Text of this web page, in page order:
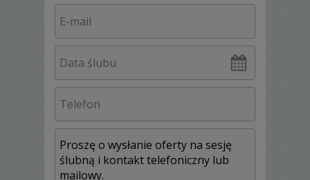
Podczas reportażu (przygotowania,
błogosławieństwo, ceremonia, wesele) nie
ingeruję w przebieg zdarzeń. Nie proszę o
powtórki. Staram się być niewidoczny.
Zupełnie inny charakter ma praca podczas
fotografowania pleneru. Wtedy mamy dużo
czasu na kreowanie, powtarzanie ujęć. To
ciężka praca zarówno dla fotografa jak i
modeli.:-) Jednak efektem są zdjęcia bez
sztuczności pokazujące, że jest chemia
między Wami. Preferuję romantyczne
plenery. Zarówno miejskie jak i w terenach
zielonych.